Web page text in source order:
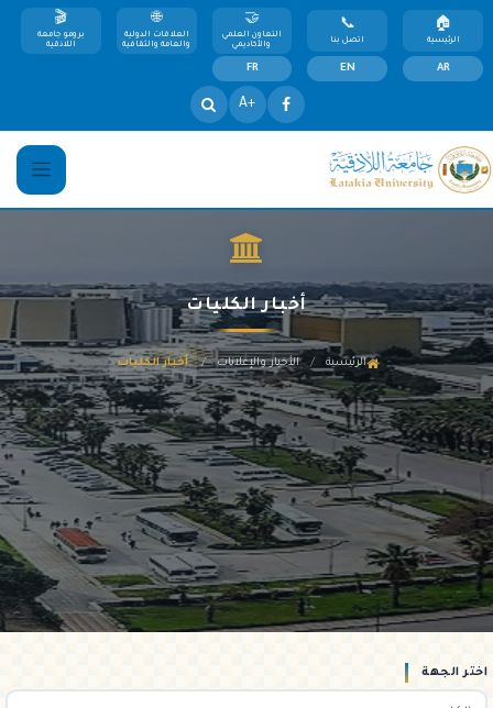
الرئيسية اتصل بنا
التعاون العلمي
والأكاديمي
العلاقات الدولية
والعامة والثقافية
برومو جامعة
اللاذقية
AR
EN
FR
+A
أخبار الكليات
الرئيسية / الأخبار والإعلانات / أخبار الكليات
اختر الجهة